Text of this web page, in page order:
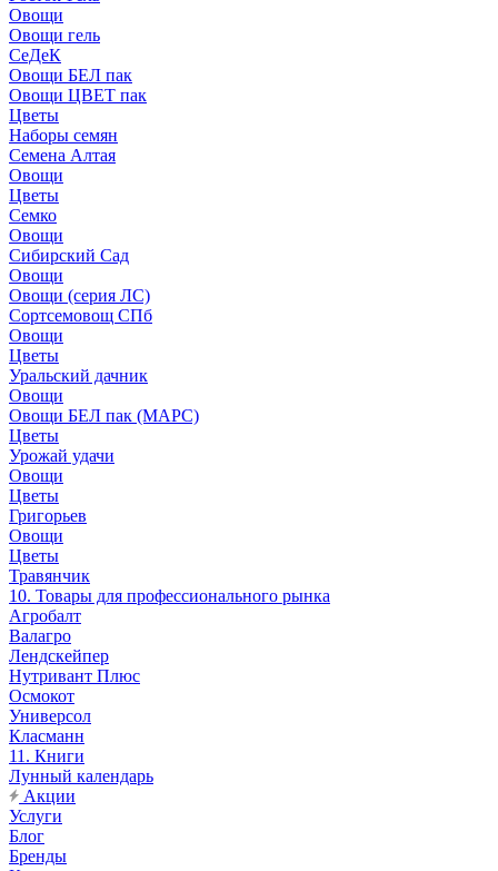
Овощи
Овощи гель
СеДеК
Овощи БЕЛ пак
Овощи ЦВЕТ пак
Цветы
Наборы семян
Семена Алтая
Овощи
Цветы
Семко
Овощи
Сибирский Сад
Овощи
Овощи (серия ЛС)
Сортсемовощ СПб
Овощи
Цветы
Уральский дачник
Овощи
Овощи БЕЛ пак (МАРС)
Цветы
Урожай удачи
Овощи
Цветы
Григорьев
Овощи
Цветы
Травянчик
10. Товары для профессионального рынка
Агробалт
Валагро
Лендскейпер
Нутривант Плюс
Осмокот
Универсол
Класманн
11. Книги
Лунный календарь
Акции
Услуги
Блог
Бренды